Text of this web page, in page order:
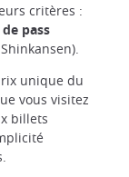
critères :
pass
unique du
vous visitez
billets